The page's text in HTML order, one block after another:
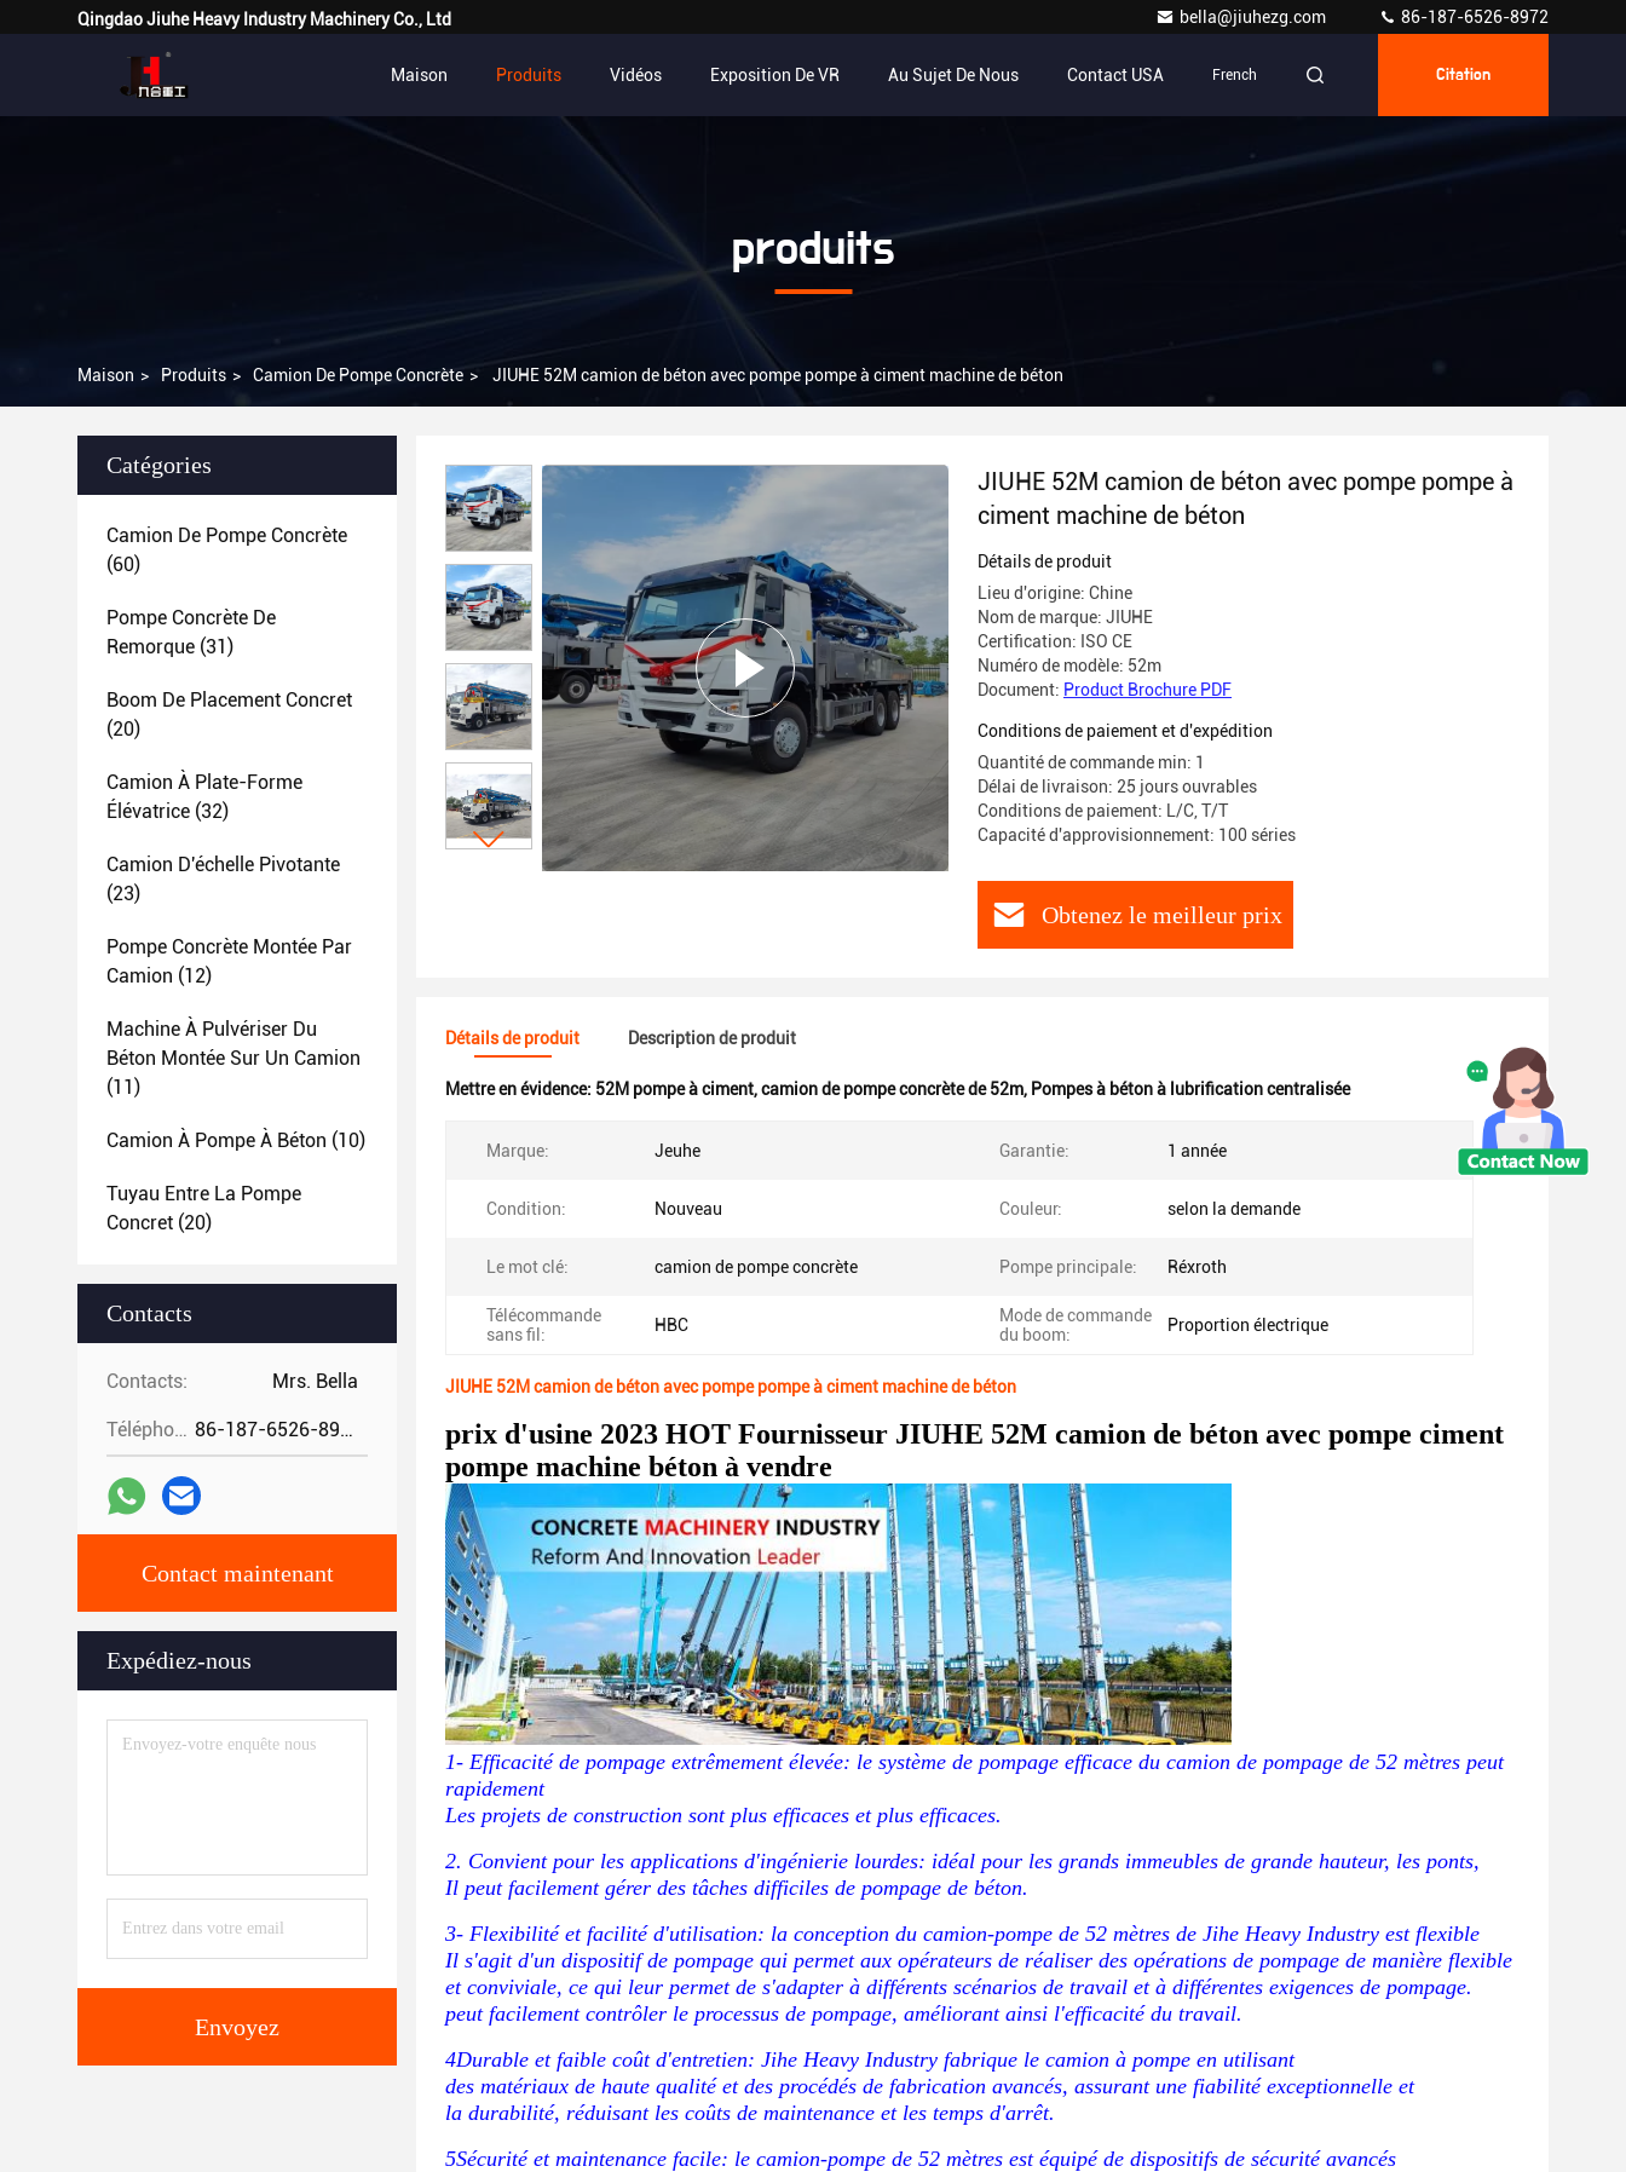
Qingdao Jiuhe Heavy Industry Machinery Co., Ltd bella@jiuhezg.com 86-187-6526-8972
Maison Produits Vidéos Exposition De VR Au Sujet De Nous Contact USA French Citation
produits
Maison > Produits > Camion De Pompe Concrète > JIUHE 52M camion de béton avec pompe pompe à ciment machine de béton
Catégories
Camion De Pompe Concrète
(60)
Pompe Concrète De
Remorque (31)
Boom De Placement Concret
(20)
Camion À Plate-Forme
Élévatrice (32)
Camion D'échelle Pivotante
(23)
Pompe Concrète Montée Par
Camion (12)
Machine À Pulvériser Du
Béton Montée Sur Un Camion
(11)
Camion À Pompe À Béton (10)
Tuyau Entre La Pompe
Concret (20)
Contacts
Contacts: Mrs. Bella
Téléphone: 86-187-6526-8972
Contact maintenant
Expédiez-nous
Envoyez
JIUHE 52M camion de béton avec pompe pompe à
ciment machine de béton
Détails de produit
Lieu d'origine: Chine
Nom de marque: JIUHE
Certification: ISO CE
Numéro de modèle: 52m
Document: Product Brochure PDF
Conditions de paiement et d'expédition
Quantité de commande min: 1
Délai de livraison: 25 jours ouvrables
Conditions de paiement: L/C, T/T
Capacité d'approvisionnement: 100 séries
Obtenez le meilleur prix
Détails de produit Description de produit
Mettre en évidence: 52M pompe à ciment,camion de pompe concrète de 52m, Pompes à béton à lubrification centralisée
Marque: Jeuhe Garantie: 1 année
Condition: Nouveau Couleur: selon la demande
Le mot clé: camion de pompe concrète Pompe principale: Réxroth
Télécommande
sans fil:
HBC
Mode de commande
du boom:
Proportion électrique
JIUHE 52M camion de béton avec pompe pompe à ciment machine de béton
prix d'usine 2023 HOT Fournisseur JIUHE 52M camion de béton avec pompe ciment
pompe machine béton à vendre
1- Efficacité de pompage extrêmement élevée: le système de pompage efficace du camion de pompage de 52 mètres peut
rapidement
Les projets de construction sont plus efficaces et plus efficaces.
2. Convient pour les applications d'ingénierie lourdes: idéal pour les grands immeubles de grande hauteur, les ponts,
Il peut facilement gérer des tâches difficiles de pompage de béton.
3- Flexibilité et facilité d'utilisation: la conception du camion-pompe de 52 mètres de Jihe Heavy Industry est flexible
Il s'agit d'un dispositif de pompage qui permet aux opérateurs de réaliser des opérations de pompage de manière flexible
et conviviale, ce qui leur permet de s'adapter à différents scénarios de travail et à différentes exigences de pompage.
peut facilement contrôler le processus de pompage, améliorant ainsi l'efficacité du travail.
4Durable et faible coût d'entretien: Jihe Heavy Industry fabrique le camion à pompe en utilisant
des matériaux de haute qualité et des procédés de fabrication avancés, assurant une fiabilité exceptionnelle et
la durabilité, réduisant les coûts de maintenance et les temps d'arrêt.
5Sécurité et maintenance facile: le camion-pompe de 52 mètres est équipé de dispositifs de sécurité avancés